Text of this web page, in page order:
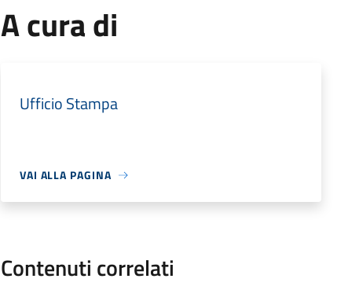
A cura di
Ufficio Stampa
VAI ALLA PAGINA
Contenuti correlati